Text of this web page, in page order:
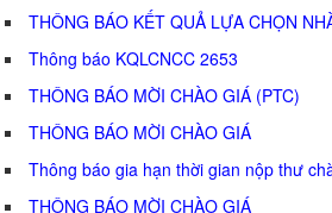
THÔNG BÁO KẾT QUẢ LỰA CHỌN
Thông báo KQLCNCC 2653
THÔNG BÁO MỜI CHÀO GIÁ (PTC)
THÔNG BÁO MỜI CHÀO GIÁ
Thông báo gia hạn thời gian nộp thư
THÔNG BÁO MỜI CHÀO GIÁ